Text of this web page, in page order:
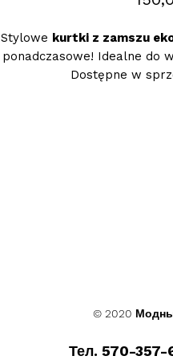
Stylowe kurtki z zamszu
ponadczasowe! Idealne do
Dostępne w
© 2020
Тел. 570-357-